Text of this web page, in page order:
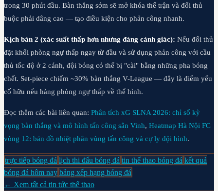
trong 30 phút đầu. Bàn thắng sớm sẽ mở khóa thế trận và đối thủ
buộc phải dâng cao — tạo điều kiện cho phản công nhanh.
Kịch bản 2 (xác suất thấp hơn nhưng đáng cảnh giác): Nếu đối thủ
đặt khối phòng ngự thấp ngay từ đầu và sử dụng phản công với cầu
thủ tốc độ ở 2 cánh, đội bóng có thể bị "cài" bằng những pha bóng
chết. Set-piece chiếm ~30% bàn thắng V-League — đây là điểm yếu
cố hữu nếu hàng phòng ngự thấp về thể hình.
Đọc thêm các bài liên quan: Phân tích xG SLNA 2026: chỉ số kỳ
vọng bàn thắng và mô hình tấn công sân Vinh, Heatmap Hà Nội FC
vòng 12: bản đồ nhiệt phân vùng tấn công và cự ly đội hình.
trực tiếp bóng đá lịch thi đấu bóng đá tin thể thao bóng đá kết quả
bóng đá hôm nay bảng xếp hạng bóng đá
← Xem tất cả tin tức thể thao